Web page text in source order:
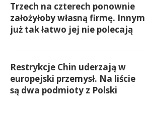
Trzech na czterech ponownie
założyłoby własną firmę. Innym
już tak łatwo jej nie polecają
Restrykcje Chin uderzają w
europejski przemysł. Na liście
są dwa podmioty z Polski